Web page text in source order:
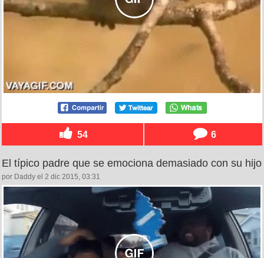
54 6
El típico padre que se emociona demasiado con su hijo
por Daddy el 2 dic 2015, 03:31